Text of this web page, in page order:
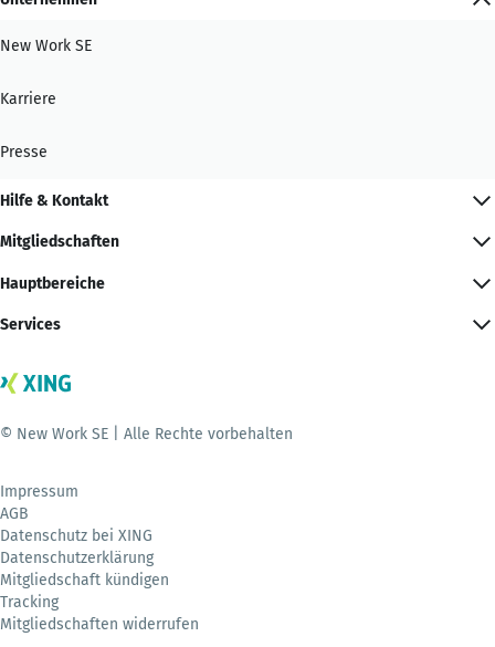
New Work SE
Karriere
Presse
Hilfe & Kontakt
Mitgliedschaften
Hauptbereiche
Services
© New Work SE | Alle Rechte vorbehalten
Impressum
AGB
Datenschutz bei XING
Datenschutzerklärung
Mitgliedschaft kündigen
Tracking
Mitgliedschaften widerrufen